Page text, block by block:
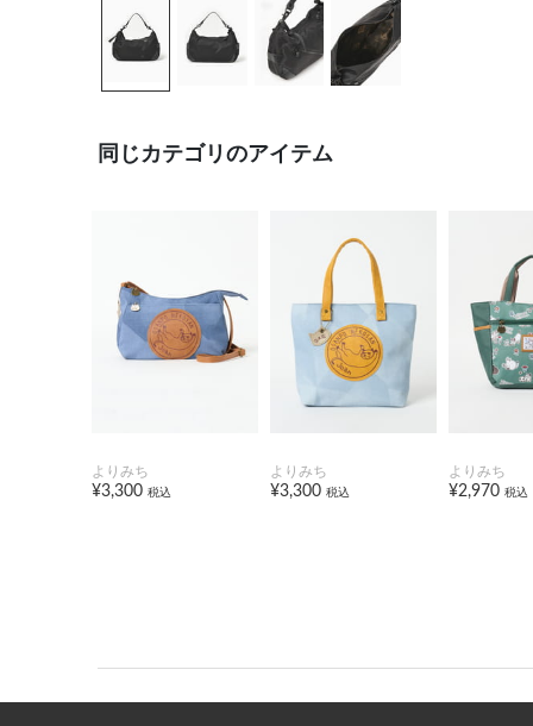
同じカテゴリのアイテム
よりみち
¥3,300 税込
よりみち
¥3,300 税込
よりみち
¥2,970 税込